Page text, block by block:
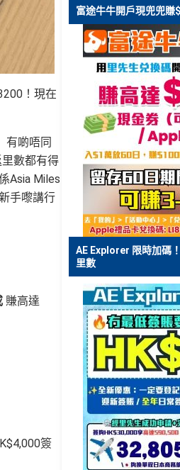
！現在
有啲唔同
數都有得
Asia Miles
手嚟講行
賺高達
簽
富途牛牛開戶現兜兜賺
AE Explorer 限時加碼
里數